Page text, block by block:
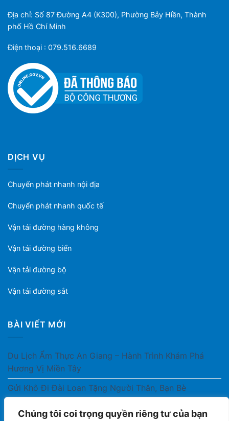
Chúng tôi coi trọng quyền riêng tư của bạn
Địa chỉ: Số 87 Đường A4 (K300), Phường Bảy Hiền, Thành
phố Hồ Chí Minh
Điện thoại : 079.516.6689
DỊCH VỤ
Chuyển phát nhanh nội địa
Chuyển phát nhanh quốc tế
Vận tải đường hàng không
Vận tải đường biển
Vận tải đường bộ
Vận tải đường sắt
BÀI VIẾT MỚI
Du Lịch Ẩm Thực An Giang – Hành Trình Khám Phá
Hương Vị Miền Tây
Gửi Khô Đi Đài Loan Tặng Người Thân, Bạn Bè
Gửi Thuốc Cho Người Thân Ở Nước Ngoài Có Được